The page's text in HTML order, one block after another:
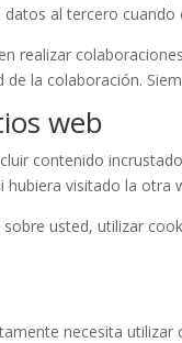
al tercero
realizar
la colaboración.
web
contenido
hubiera visitado la otra
usted, utilizar
necesita